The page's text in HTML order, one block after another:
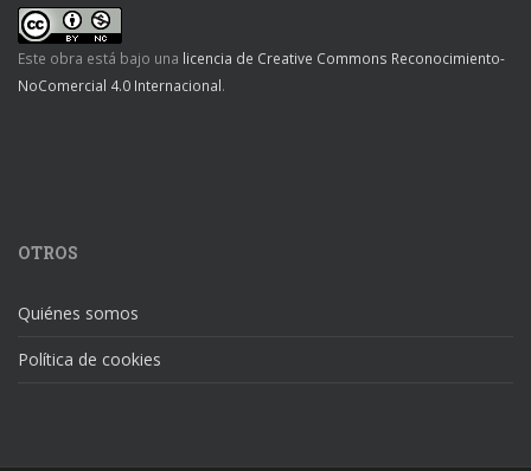
Este obra está bajo una licencia de Creative Commons Reconocimiento-
NoComercial 4.0 Internacional.
OTROS
Quiénes somos
Política de cookies